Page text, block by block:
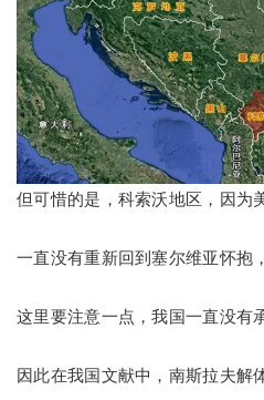
但可惜的是，科索沃地区，因为
一直没有重新回到塞尔维亚怀抱
这里要注意一点，我国一直没有
因此在我国文献中，南斯拉夫解